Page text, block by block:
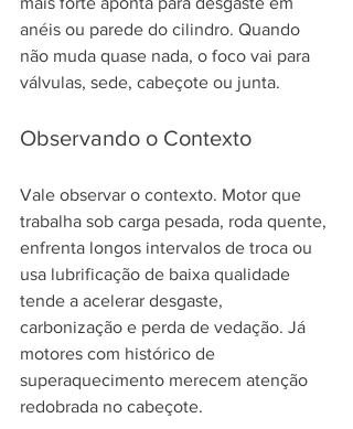
anéis ou parede do cilindro. Quando
não muda quase nada, o foco vai para
válvulas, sede, cabeçote ou junta.
Observando o Contexto
Vale observar o contexto. Motor que
trabalha sob carga pesada, roda quente,
enfrenta longos intervalos de troca ou
usa lubrificação de baixa qualidade
tende a acelerar desgaste,
carbonização e perda de vedação. Já
motores com histórico de
superaquecimento merecem atenção
redobrada no cabeçote.